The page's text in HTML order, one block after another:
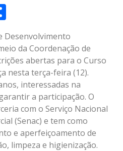
Desenvolvimento
da Coordenação de
abertas para o Curso
nesta terça-feira (12).
interessadas na
a participação. O
com o Serviço Nacional
(Senac) e tem como
e aperfeiçoamento de
limpeza e higienização.